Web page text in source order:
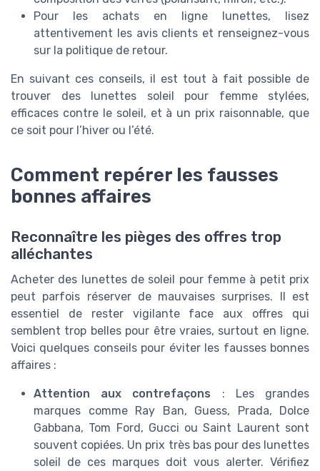
Pour les achats en ligne lunettes, lisez
attentivement les avis clients et renseignez-vous
sur la politique de retour.
En suivant ces conseils, il est tout à fait possible de
trouver des lunettes soleil pour femme stylées,
efficaces contre le soleil, et à un prix raisonnable, que
ce soit pour l’hiver ou l’été.
Comment repérer les fausses
bonnes affaires
Reconnaître les pièges des offres trop
alléchantes
Acheter des lunettes de soleil pour femme à petit prix
peut parfois réserver de mauvaises surprises. Il est
essentiel de rester vigilante face aux offres qui
semblent trop belles pour être vraies, surtout en ligne.
Voici quelques conseils pour éviter les fausses bonnes
affaires :
Attention aux contrefaçons : Les grandes
marques comme Ray Ban, Guess, Prada, Dolce
Gabbana, Tom Ford, Gucci ou Saint Laurent sont
souvent copiées. Un prix très bas pour des lunettes
soleil de ces marques doit vous alerter. Vérifiez